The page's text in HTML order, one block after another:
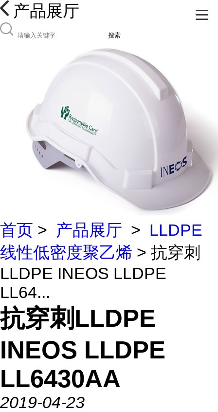
产品展厅
搜索
首页 > 产品展厅 > LLDPE
线性低密度聚乙烯 > 抗穿刺
LLDPE INEOS LLDPE
LL64...
抗穿刺LLDPE
INEOS LLDPE
LL6430AA
2019-04-23